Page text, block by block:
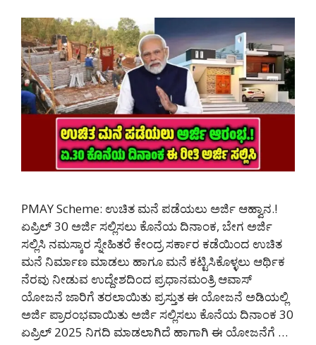
PMAY Scheme: ಉಚಿತ ಮನೆ ಪಡೆಯಲು ಅರ್ಜಿ ಆಹ್ವಾನ.!
ಏಪ್ರಿಲ್ 30 ಅರ್ಜಿ ಸಲ್ಲಿಸಲು ಕೊನೆಯ ದಿನಾಂಕ, ಬೇಗ ಅರ್ಜಿ
ಸಲ್ಲಿಸಿ ನಮಸ್ಕಾರ ಸ್ನೇಹಿತರೆ ಕೇಂದ್ರ ಸರ್ಕಾರ ಕಡೆಯಿಂದ ಉಚಿತ
ಮನೆ ನಿರ್ಮಾಣ ಮಾಡಲು ಹಾಗೂ ಮನೆ ಕಟ್ಟಿಸಿಕೊಳ್ಳಲು ಆರ್ಥಿಕ
ನೆರವು ನೀಡುವ ಉದ್ದೇಶದಿಂದ ಪ್ರಧಾನಮಂತ್ರಿ ಆವಾಸ್
ಯೋಜನೆ ಜಾರಿಗೆ ತರಲಾಯಿತು ಪ್ರಸ್ತುತ ಈ ಯೋಜನೆ ಅಡಿಯಲ್ಲಿ
ಅರ್ಜಿ ಪ್ರಾರಂಭವಾಯಿತು ಅರ್ಜಿ ಸಲ್ಲಿಸಲು ಕೊನೆಯ ದಿನಾಂಕ 30
ಏಪ್ರಿಲ್ 2025 ನಿಗದಿ ಮಾಡಲಾಗಿದೆ ಹಾಗಾಗಿ ಈ ಯೋಜನೆಗೆ …